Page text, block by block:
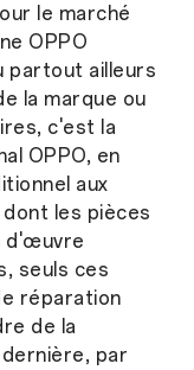
le marché
OPPO
partout ailleurs
la marque ou
c'est la
OPPO, en
aux
les pièces
d'œuvre
seuls ces
réparation
de la
par